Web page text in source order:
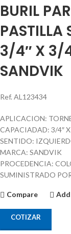
BURIL
PASTILLA
3/4″ X 3/
SANDVIK
Ref. AL123434
APLICACION:
CAPACIADAD: 3/4″
SENTIDO:
MARCA: SANDVIK
PROCEDENCIA:
SUMINISTRADO
Compare
COTIZAR